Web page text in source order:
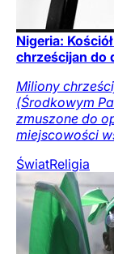
Nigeria:
chrześcijan do
Miliony
(Środkowym
zmuszone do
miejscowości
ŚwiatReligia